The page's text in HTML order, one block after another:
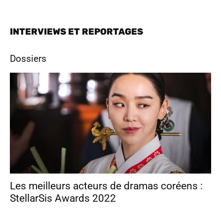
INTERVIEWS ET REPORTAGES
Dossiers
Les meilleurs acteurs de dramas coréens :
StellarSis Awards 2022